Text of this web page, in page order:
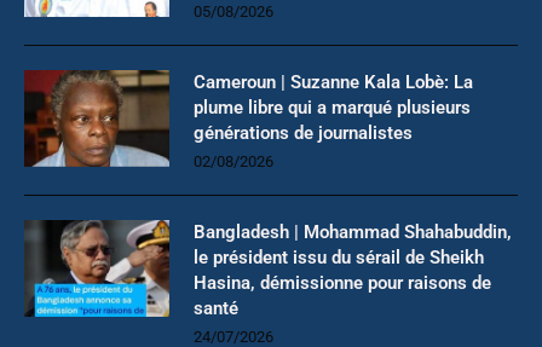
05/08/2026
Cameroun | Suzanne Kala Lobè: La
plume libre qui a marqué plusieurs
générations de journalistes
02/08/2026
Bangladesh | Mohammad Shahabuddin,
le président issu du sérail de Sheikh
Hasina, démissionne pour raisons de
santé
24/07/2026